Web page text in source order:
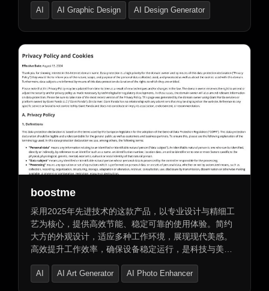
片艺术化转换，提供多种艺术风格与滤镜效果，支持实
AI AI Graphic Design AI Design Generator
boostme
采用2025年先进技术的这款产品，以专业设计与精细工
艺为核心，提供高效节能、稳定可靠的使用体验。简约
大方的外观设计，适应多种工作环境，展现现代美感。
高效提升工作效率，确保设备稳定运行，是科技与美学
平台即可安全便捷地购买“尊享版，经验证的域名”。
AI AI Art Generator AI Photo Enhancer